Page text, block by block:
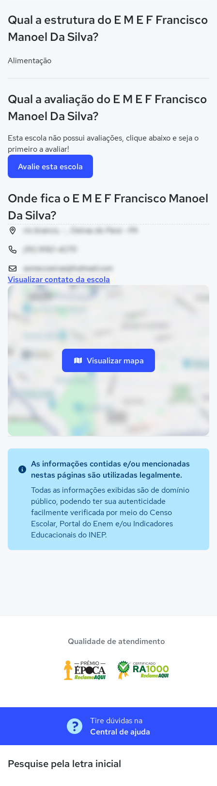
Qual a estrutura do E M E F Francisco
Manoel Da Silva?
Alimentação
Qual a avaliação do E M E F Francisco
Manoel Da Silva?
Esta escola não possui avaliações, clique abaixo e seja o
primeiro a avaliar!
Avalie esta escola
Onde fica o E M E F Francisco Manoel
Da Silva?
rio branco, - , Oeiras do Pará - PA
(91) 9192-4270
semecoeiras@hotmail.com
Visualizar contato da escola
Visualizar mapa
As informações contidas e/ou mencionadas
nestas páginas são utilizadas legalmente.
Todas as informações exibidas são de domínio
público, podendo ter sua autenticidade
facilmente verificada por meio do Censo
Escolar, Portal do Enem e/ou Indicadores
Educacionais do INEP.
Qualidade de atendimento
Tire dúvidas na
Central de ajuda
Pesquise pela letra inicial